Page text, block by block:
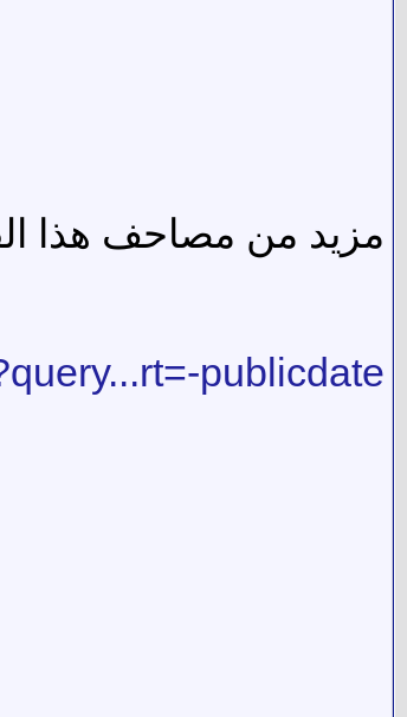
مزيد من مصاحف هذا
publicdate